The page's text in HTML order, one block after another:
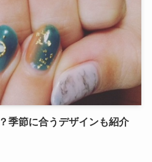
季節に合うデザインも紹介